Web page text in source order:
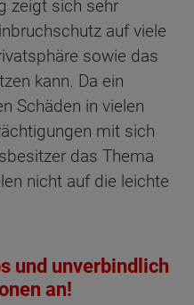
zeigt sich sehr
auf viele
sowie das
kann. Da ein
Schäden in vielen
mit sich
das Thema
nicht auf die leichte
und unverbindlich
an!